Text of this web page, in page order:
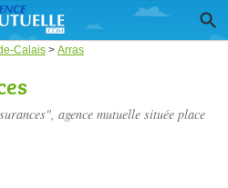
Calais > Arras
agence mutuelle située place